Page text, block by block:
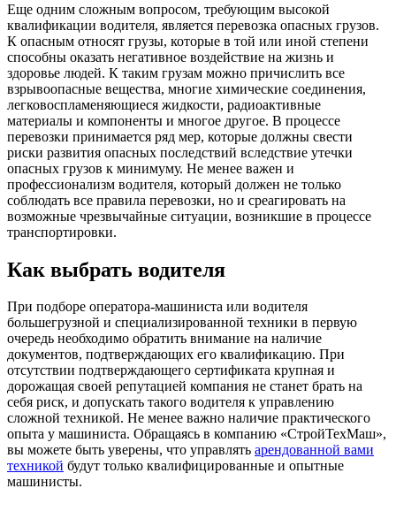
Еще одним сложным вопросом, требующим высокой
квалификации водителя, является перевозка опасных грузов.
К опасным относят грузы, которые в той или иной степени
способны оказать негативное воздействие на жизнь и
здоровье людей. К таким грузам можно причислить все
взрывоопасные вещества, многие химические соединения,
легковоспламеняющиеся жидкости, радиоактивные
материалы и компоненты и многое другое. В процессе
перевозки принимается ряд мер, которые должны свести
риски развития опасных последствий вследствие утечки
опасных грузов к минимуму. Не менее важен и
профессионализм водителя, который должен не только
соблюдать все правила перевозки, но и среагировать на
возможные чрезвычайные ситуации, возникшие в процессе
транспортировки.
Как выбрать водителя
При подборе оператора-машиниста или водителя
большегрузной и специализированной техники в первую
очередь необходимо обратить внимание на наличие
документов, подтверждающих его квалификацию. При
отсутствии подтверждающего сертификата крупная и
дорожащая своей репутацией компания не станет брать на
себя риск, и допускать такого водителя к управлению
сложной техникой. Не менее важно наличие практического
опыта у машиниста. Обращаясь в компанию «СтройТехМаш»,
вы можете быть уверены, что управлять арендованной вами
техникой будут только квалифицированные и опытные
машинисты.